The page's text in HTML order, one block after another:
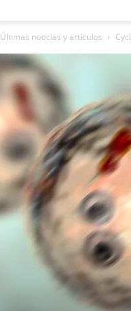
Últimas noticias y artículos